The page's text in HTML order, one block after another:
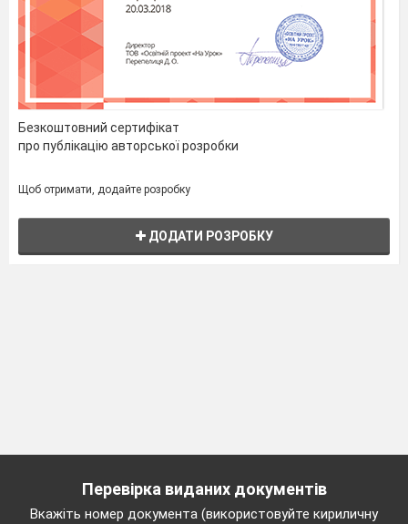
Безкоштовний сертифікат
про публікацію авторської розробки
Щоб отримати, додайте розробку
ДОДАТИ РОЗРОБКУ
Перевірка виданих документів
Вкажіть номер документа (використовуйте кириличну